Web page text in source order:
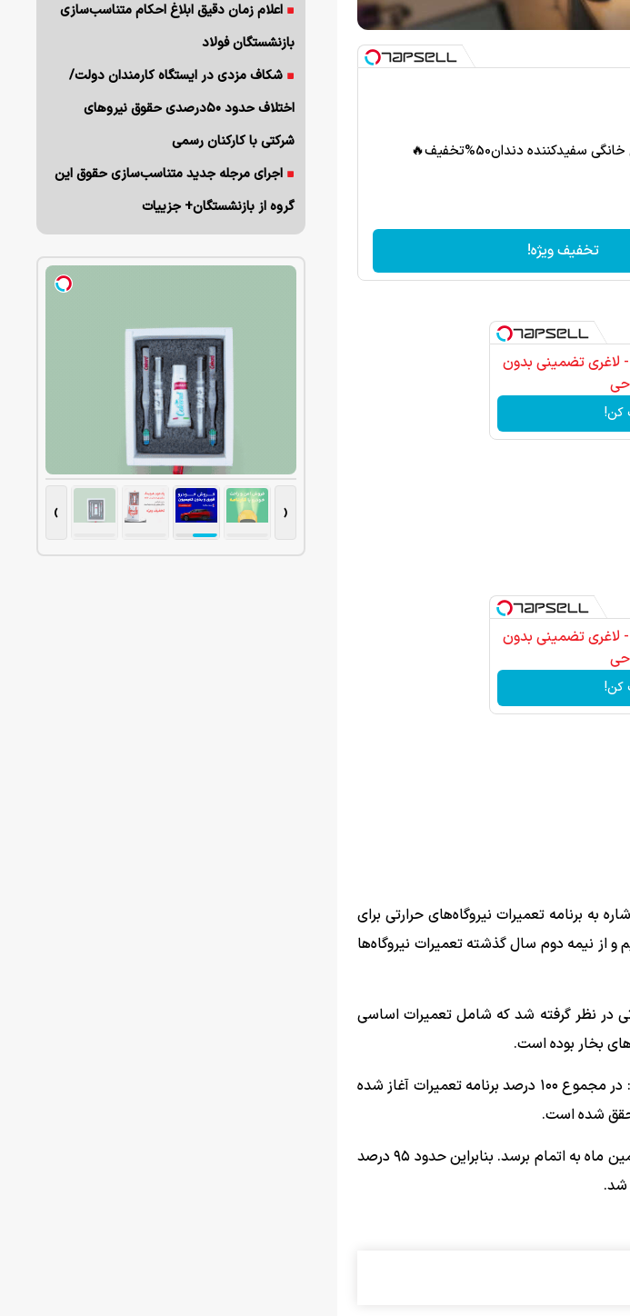
سفیدکننده دندان50%تخفیف🔥
تخفیف ویژه!
لاغری تضمینی بدون
کن!
لاغری تضمینی بدون
کن!
به برنامه تعمیرات نیروگاه‌های حرارتی برای
از نیمه دوم سال گذشته تعمیرات نیروگاه‌ها
برای ۱۰۲ هزار و ۶۰۰ مگاوات برنامه تعمیراتی در نظر گرفته شد که شامل تعمیرات اساسی
بخار بوده است.
معاون راهبری تولید شرکت برق حرارتی با بیان اینکه تمامی این برنامه‌ها آغاز شده است، گفت: در مجموع ۱۰۰ درصد برنامه تعمیرات آغاز شده
مرادی ادامه داد: پیش‌بینی می‌کنیم حدود پنج درصد باقی‌مانده از این برنامه‌ها نیز تا پایان همین ماه به اتمام برسد. بنابراین حدود ۹۵ درصد
شد.
اعلام زمان دقیق ابلاغ احکام متناسب‌سازی
بازنشستگان فولاد
شکاف مزدی در ایستگاه کارمندان دولت/
اختلاف حدود ۵۰درصدی حقوق نیروهای
شرکتی با کارکنان رسمی
اجرای مرجله جدید متناسب‌سازی حقوق این
گروه از بازنشستگان+ جزییات
‹
›